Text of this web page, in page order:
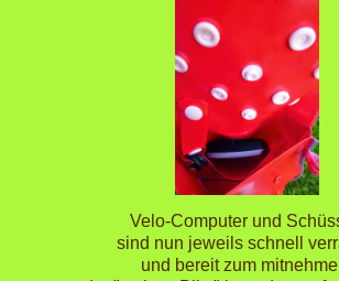
Velo-Computer und
sind nun jeweils schnell
und bereit zum